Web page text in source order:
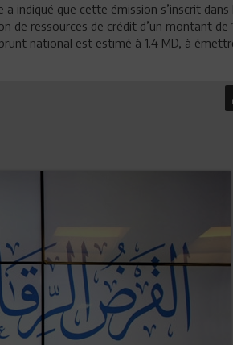
indiqué que cette émission s’inscrit dans
de ressources de crédit d’un montant de
national est estimé à 1.4 MD, à